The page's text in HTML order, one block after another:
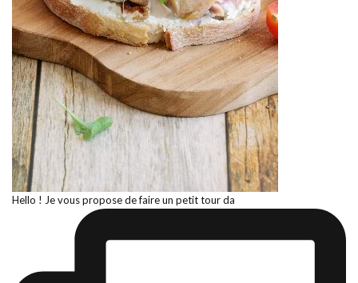
Hello ! Je vous propose de faire un petit tour da